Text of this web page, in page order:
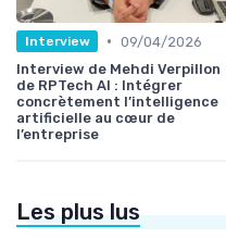
Interview • 09/04/2026
Interview de Mehdi Verpillon
de RPTech AI : Intégrer
concrètement l’intelligence
artificielle au cœur de
l’entreprise
Les plus lus